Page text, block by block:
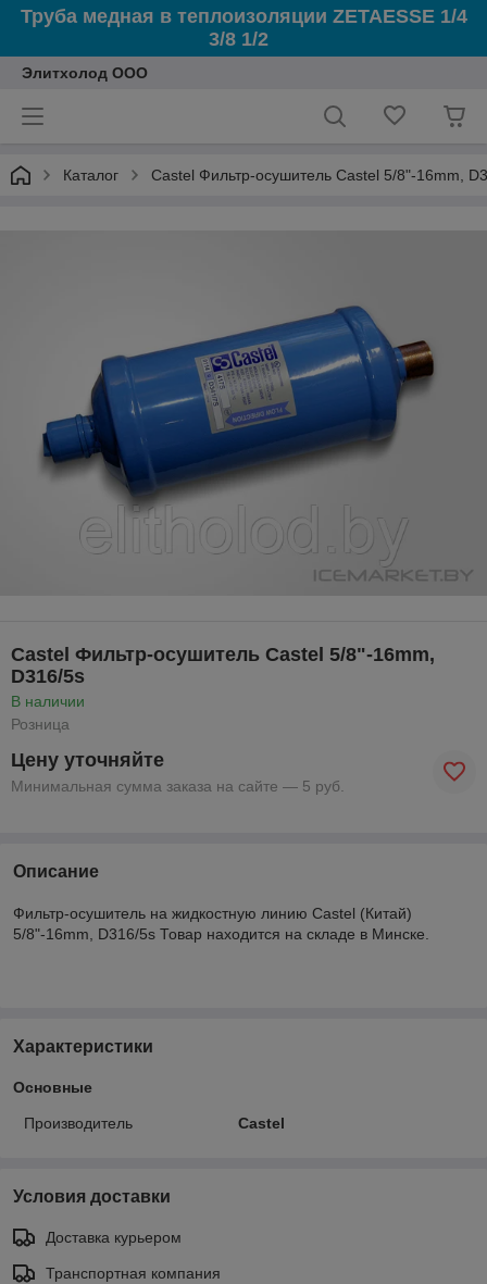
Труба медная в теплоизоляции ZETAESSE 1/4
3/8 1/2
Элитхолод ООО
Каталог Castel Фильтр-осушитель Castel 5/8"-16mm,
Castel Фильтр-осушитель Castel 5/8"-16mm,
D316/5s
В наличии
Розница
Цену уточняйте
Минимальная сумма заказа на сайте — 5 руб.
Описание
Фильтр-осушитель на жидкостную линию Castel (Китай)
5/8"-16mm, D316/5s Товар находится на складе в Минске.
Характеристики
Основные
Производитель Castel
Условия доставки
Доставка курьером
Транспортная компания